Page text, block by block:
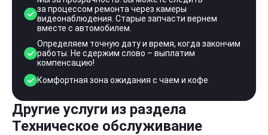
за процессом ремонта через камеры
видеонаблюдения. Старые запчасти вернем
вместе с автомобилем.
Определяем точную дату и время, когда закончим
работы. Не сдержим слово – выплатим
компенсацию!
Комфортная зона ожидания с чаем и кофе
Другие услуги из раздела
Техническое обслуживание